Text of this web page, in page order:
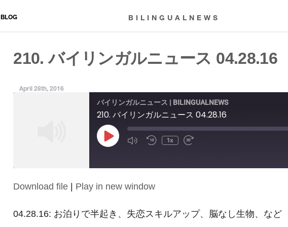
BLOG BILINGUALNEWS
210. バイリンガルニュース 04.28.16
April 28th, 2016
バイリンガルニュース | BILINGUALNEWS
210. バイリンガルニュース 04.28.16
Play
Episode
1x
SHARE
LINK
Download file | Play in new window
04.28.16: お泊りで半起き、失恋スキルアップ、脳なし生物、など